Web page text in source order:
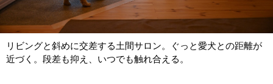
リビングと斜めに交差する土間サロン。ぐっと愛犬との距離が
近づく。段差も抑え、いつでも触れ合える。